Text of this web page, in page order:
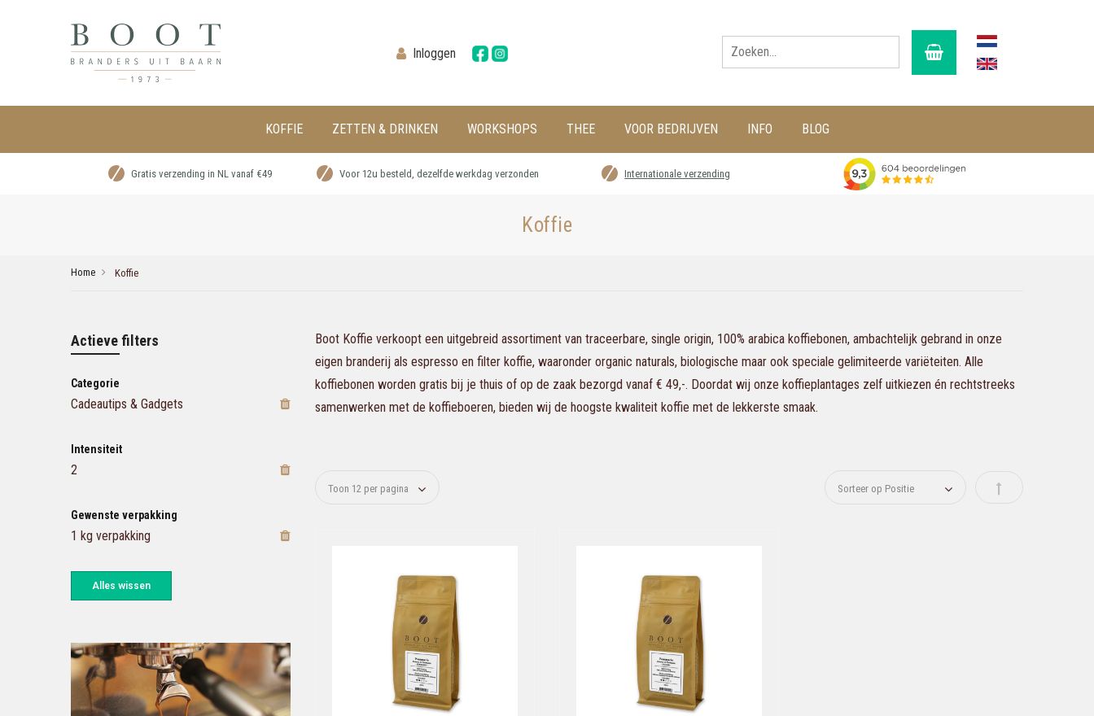
Inloggen
KOFFIE ZETTEN & DRINKEN WORKSHOPS THEE VOOR BEDRIJVEN INFO BLOG
Gratis verzending in NL vanaf €49 Voor 12u besteld, dezelfde werkdag verzonden Internationale verzending
Koffie
Home Koffie
Boot Koffie verkoopt een uitgebreid assortiment van traceerbare, single origin, 100% arabica koffiebonen, ambachtelijk gebrand in onze
eigen branderij als espresso en filter koffie, waaronder organic naturals, biologische maar ook speciale gelimiteerde variëteiten. Alle
koffiebonen worden gratis bij je thuis of op de zaak bezorgd vanaf € 49,-. Doordat wij onze koffieplantages zelf uitkiezen én rechtstreeks
samenwerken met de koffieboeren, bieden wij de hoogste kwaliteit koffie met de lekkerste smaak.
Van hoog naar
Actieve filters
Categorie
Cadeautips & Gadgets
Intensiteit
2
Gewenste verpakking
1 kg verpakking
Alles wissen